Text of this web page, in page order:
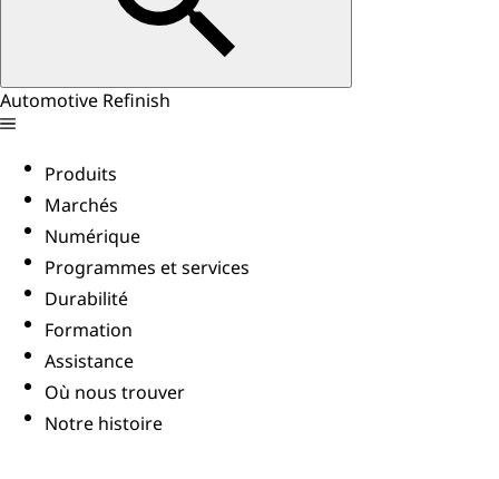
Automotive Refinish
Produits
Marchés
Numérique
Programmes et services
Durabilité
Formation
Assistance
Où nous trouver
Notre histoire